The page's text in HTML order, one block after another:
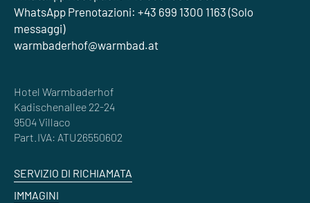
WhatsApp Prenotazioni: +43 699 1300 1163 (Solo
messaggi)
warmbaderhof@warmbad.at
Hotel Warmbaderhof
Kadischenallee 22-24
9504 Villaco
Part.IVA: ATU26550602
SERVIZIO DI RICHIAMATA
IMMAGINI